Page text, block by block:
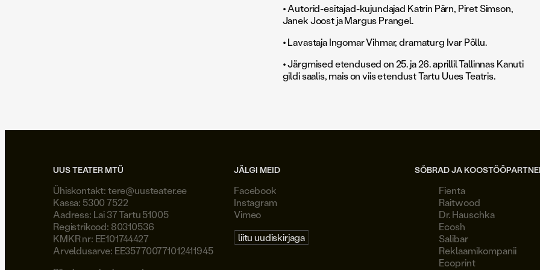
• Autorid-esitajad-kujundajad Katrin Pärn, Piret Simson,
Janek Joost ja Margus Prangel.
• Lavastaja Ingomar Vihmar, dramaturg Ivar Põllu.
• Järgmised etendused on 25. ja 26. aprillil Tallinnas Kanuti
gildi saalis, mais on viis etendust Tartu Uues Teatris.
UUS TEATER MTÜ
Ühiskontakt:tere@uusteater.ee
Kassa: 5300 7522
Aadress: Lai 37 Tartu 51005
Registrikood: 80310536
KMKR nr: EE101744427
Arveldusarve: EE357700771012411945
JÄLGI MEID
Facebook
Instagram
Vimeo
liitu uudiskirjaga
SÕBRAD JA
Fienta
Raitwood
Dr. Hauschka
Ecosh
Salibar
Reklaamikompanii
Ecoprint